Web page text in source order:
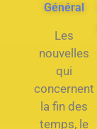
Général
Les
nouvelles
qui
concernent
la fin des
temps, le